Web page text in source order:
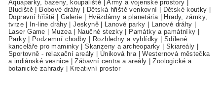
Aquaparky, bazény, koupaliště |Army a vojenské prostory
Bludiště
Bobové dráhy Dětská hřiště venkovní Dětské koutky
Dopravní hřiště
Galerie Hvězdárny a planetária|
Hrady, zámky,
tvrze| In-line dráhy |Jeskyně| Lanové parky Lanové dráhy
Laser Game
Muzea| Naučné stezky Památky a památníky
Parky| Podzemní chodby Rozhledny a vyhlídky
Sdílené
kanceláře pro maminky |Skanzeny a archeoparky Skiareály
Sportovně - relaxační areály
Úniková hra|Westernová městečka
a indiánské vesnice |Zábavní centra a areály |Zoologické a
botanické zahrady
Kreativní prostor